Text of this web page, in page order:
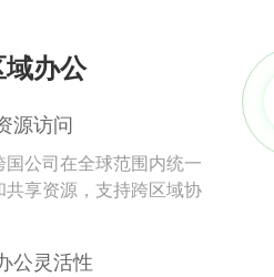
办公
源访问
国公司在全球范围内统一
共享资源，支持跨区域协
公灵活性